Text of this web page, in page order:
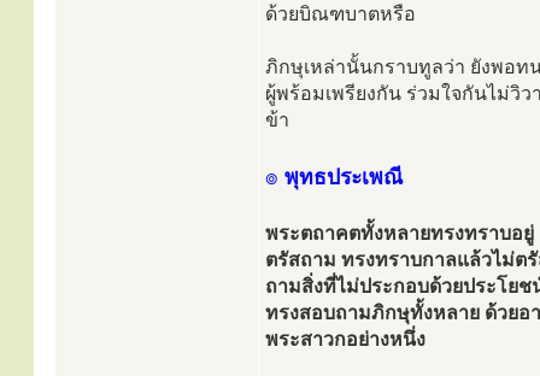
ด้วยบิณฑบาตหรือ
ภิกษุเหล่านั้นกราบทูลว่า ยังพอท
ผู้พร้อมเพรียงกัน ร่วมใจกันไม่วิ
ข้า
๏ พุทธประเพณี
พระตถาคตทั้งหลายทรงทราบอ
ตรัสถาม ทรงทราบกาลแล้วไม่ต
ถามสิ่งที่ไม่ประกอบด้วยประโย
ทรงสอบถามภิกษุทั้งหลาย ด้วยอ
พระสาวกอย่างหนึ่ง